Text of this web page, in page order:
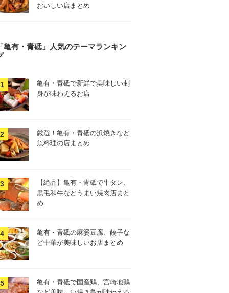
おいしい店まとめ
「亀有・青砥」人気のテーマランキン
亀有・青砥で新鮮で美味しい刺
身が味わえるお店
厳選！亀有・青砥の浜焼きなど
魚料理の店まとめ
【絶品】亀有・青砥で牛タン、
黒毛和牛などうまい焼肉店まと
め
亀有・青砥の麻婆豆腐、餃子な
ど中華が美味しいお店まとめ
亀有・青砥で国産鶏、宮崎地鶏